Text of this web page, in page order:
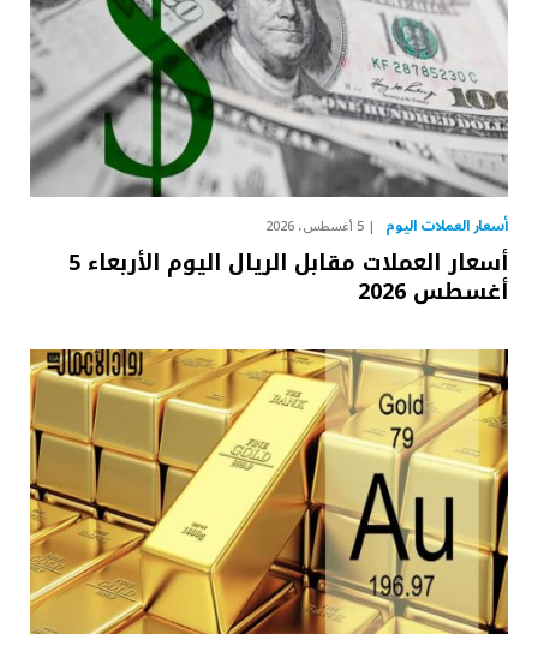
أسعار العملات اليوم 5 أغسطس، 2026
أسعار العملات مقابل الريال اليوم الأربعاء 5
أغسطس 2026